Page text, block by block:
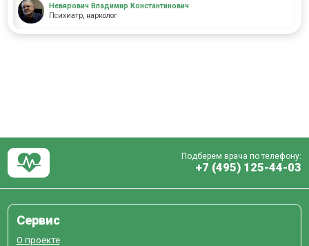
Невярович Владимир Константинович
Психиатр, нарколог
Подберем врача по телефону:
+7 (495) 125-44-03
Сервис
О проекте